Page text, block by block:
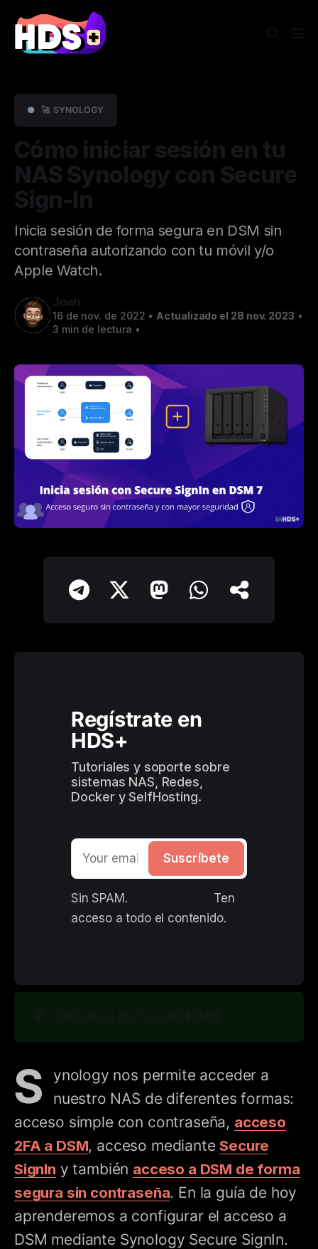
● 🚀 SYNOLOGY
Cómo iniciar sesión en tu
NAS Synology con Secure
Sign-In
Inicia sesión de forma segura en DSM sin
contraseña autorizando con tu móvil y/o
Apple Watch.
Joan
16 de nov. de 2022 • Actualizado el 28 nov. 2023 •
3 min de lectura •
Regístrate en
HDS+
Tutoriales y soporte sobre
sistemas NAS, Redes,
Docker y SelfHosting.
Suscríbete
Sin SPAM.
Ten
acceso a todo el contenido.
S
ynology nos permite acceder a
nuestro NAS de diferentes formas:
acceso simple con contraseña, acceso
2FA a DSM, acceso medianteSecure
SignIn y también acceso a DSM de forma
segura sin contraseña. En la guía de hoy
aprenderemos a configurar el acceso a
DSM mediante Synology Secure SignIn.